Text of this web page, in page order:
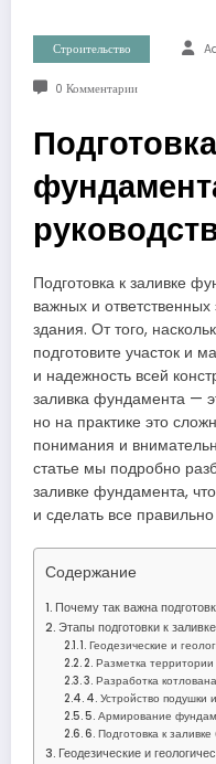
Строительство
0 Комментарии
Подготовка к заливке
важных и
здания. От того,
подготовите участок и
и надежность всей
заливка фундамента —
но на практике это
понимания и
статье мы подробно
заливке фундамента,
и сделать все
Содержание
Почему так важна
Этапы подготовки к
1. Геодезические и
2. Разметка территории
3. Разработка котлована
4. Устройство
5. Армирование
6. Подготовка к
Геодезические и